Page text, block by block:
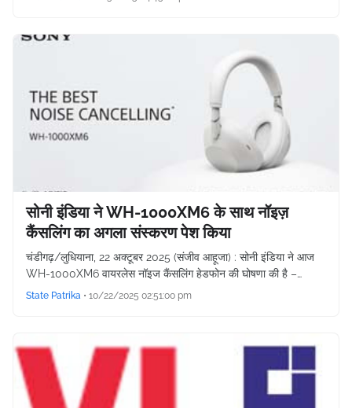
सोनी इंडिया ने WH-1000XM6 के साथ नॉइज़
कैंसलिंग का अगला संस्करण पेश किया
चंडीगढ़/लुधियाना, 22 अक्टूबर 2025 (संजीव आहूजा) : सोनी इंडिया ने आज
WH-1000XM6 वायरलेस नॉइज कैंसलिंग हेडफोन की घोषणा की है –…
State Patrika • 10/22/2025 02:51:00 pm